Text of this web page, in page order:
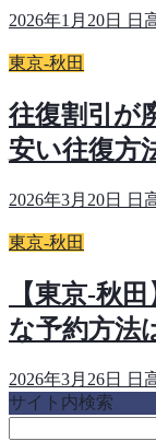
2026年1月20日 日
東京-秋田
往復割引が
安い往復方
2026年3月20日 日
東京-秋田
【東京-秋
な予約方法
2026年3月26日
日
サイト内検索